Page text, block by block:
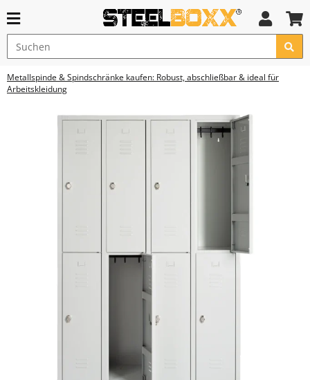
Metallspinde & Spindschränke kaufen: Robust, abschließbar & ideal für
Arbeitskleidung